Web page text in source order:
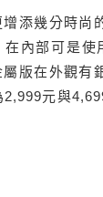
添幾分時尚
內部可是使
版在外觀有
元與